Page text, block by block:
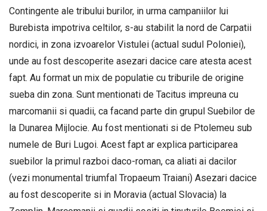
Contingente ale tribului burilor, in urma campaniilor lui
Burebista impotriva celtilor, s-au stabilit la nord de Carpatii
nordici, in zona izvoarelor Vistulei (actual sudul Poloniei),
unde au fost descoperite asezari dacice care atesta acest
fapt. Au format un mix de populatie cu triburile de origine
sueba din zona. Sunt mentionati de Tacitus impreuna cu
marcomanii si quadii, ca facand parte din grupul Suebilor de
la Dunarea Mijlocie. Au fost mentionati si de Ptolemeu sub
numele de Buri Lugoi. Acest fapt ar explica participarea
suebilor la primul razboi daco-roman, ca aliati ai dacilor
(vezi monumental triumfal Tropaeum Traiani) Asezari dacice
au fost descoperite si in Moravia (actual Slovacia) la